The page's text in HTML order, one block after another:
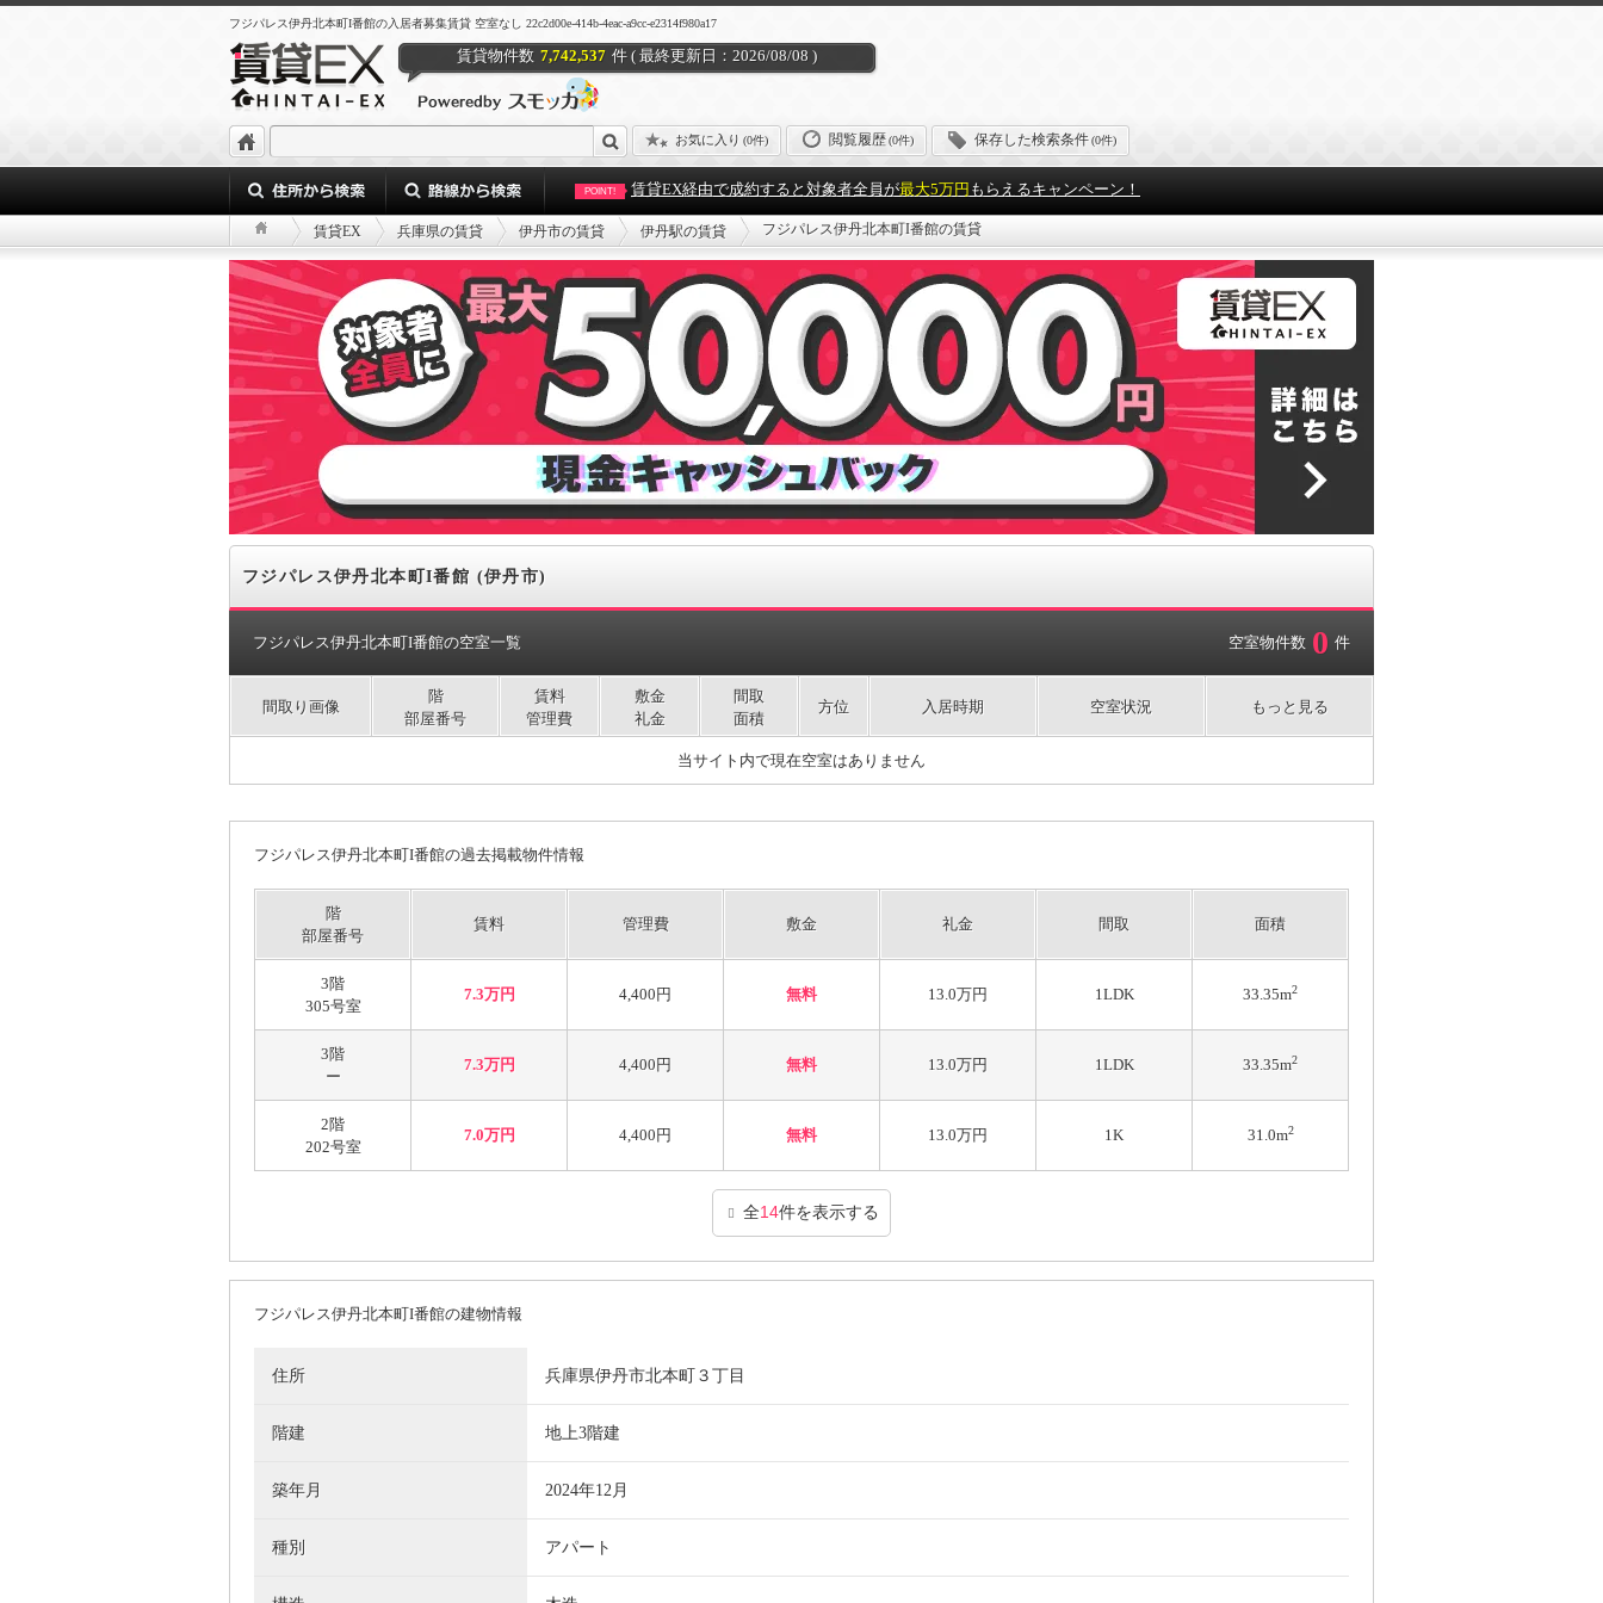
フジパレス伊丹北本町I番館の入居者募集賃貸 空室なし 22c2d00e-414b-4eac-a9cc-e2314f980a17
賃貸物件数 7,742,537 件 ( 最終更新日：2026/08/08 )
お気に入り (0件) 閲覧履歴(0件) 保存した検索条件(0件)
POINT! 賃貸EX経由で成約すると対象者全員が最大5万円 もらえるキャンペーン！
賃貸EX 兵庫県の賃貸 伊丹市の賃貸 伊丹駅の賃貸 フジパレス伊丹北本町I番館の賃貸
フジパレス伊丹北本町I番館 (伊丹市)
フジパレス伊丹北本町I番館の空室一覧 空室物件数 0 件
間取り画像
階
部屋番号
賃料
管理費
敷金
礼金
間取
面積
方位 入居時期 空室状況 もっと見る
当サイト内で現在空室はありません
フジパレス伊丹北本町I番館の過去掲載物件情報
階
部屋番号
賃料 管理費 敷金 礼金 間取 面積
3階
305号室
7.3万円 4,400円 無料 13.0万円 1LDK 33.35m2
3階
ー
7.3万円 4,400円 無料 13.0万円 1LDK 33.35m2
2階
202号室
7.0万円 4,400円 無料 13.0万円 1K 31.0m2
全14件を表示する
フジパレス伊丹北本町I番館の建物情報
住所 兵庫県伊丹市北本町３丁目
階建 地上3階建
築年月 2024年12月
種別 アパート